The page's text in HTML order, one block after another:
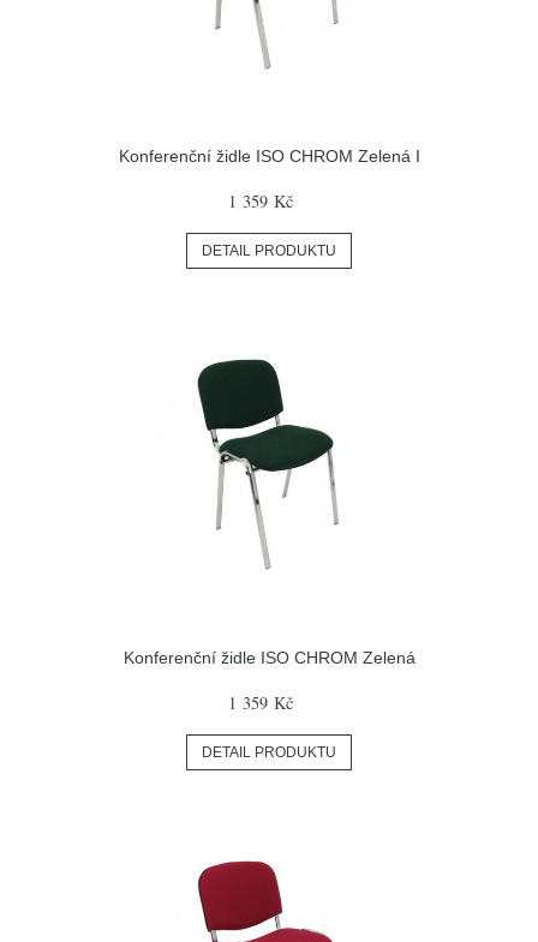
Konferenční židle ISO CHROM Zelená I
1 359 Kč
DETAIL PRODUKTU
Konferenční židle ISO CHROM Zelená
1 359 Kč
DETAIL PRODUKTU